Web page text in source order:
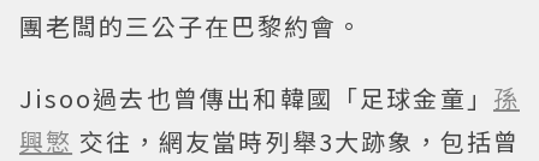
團老闆的三公子在巴黎約會。
Jisoo過去也曾傳出和韓國「足球金童」 孫
興慜 交往，網友當時列舉3大跡象，包括曾